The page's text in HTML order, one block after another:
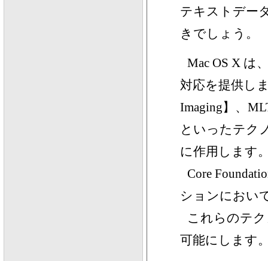
テキストデー
きでしょう。
Mac OS X は
対応を提供し
Imaging】、
といったテク
に作用します
Core
ションにおい
これらのテ
可能にします